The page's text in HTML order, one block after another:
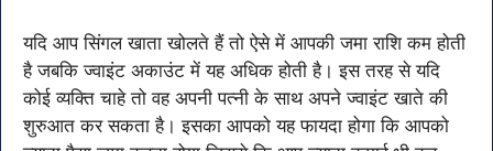
यदि आप सिंगल खाता खोलते हैं तो ऐसे में आपकी जमा राशि कम होती
है जबकि ज्वाइंट अकाउंट में यह अधिक होती है। इस तरह से यदि
कोई व्यक्ति चाहे तो वह अपनी पत्नी के साथ अपने ज्वाइंट खाते की
शुरुआत कर सकता है। इसका आपको यह फायदा होगा कि आपको